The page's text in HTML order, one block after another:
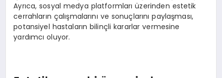
Ayrıca, sosyal medya platformları üzerinden estetik
cerrahların çalışmalarını ve sonuçlarını paylaşması,
potansiyel hastaların bilinçli kararlar vermesine
yardımcı oluyor.